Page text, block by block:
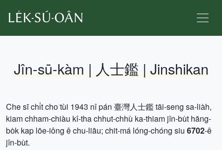
Jîn-sū-kàm | 人士鑑 | Jinshikan
Che sī chi̍t cho͘ tùi 1943 nî pán 臺灣人士鑑 tāi-seng sa-lia̍h,
kiam chham-chiàu kî-tha chhut-chhù ka-thiam jîn-bu̍t hāng-
bo̍k kap lōe-iông ê chu-liāu; chit-má lóng-chóng siu 6702-ê
jîn-bu̍t.